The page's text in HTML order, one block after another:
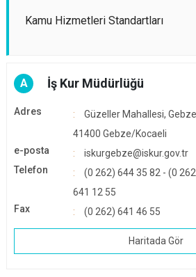
Kamu Hizmetleri Standartları
A İş Kur Müdürlüğü
Adres
Güzeller Mahallesi,
41400 Gebze/Kocaeli
e-posta
iskurgebze@iskur.gov.tr
Telefon
(0 262) 644 35 82 - (0
641 12 55
Fax
(0 262) 641 46 55
Haritada Gör